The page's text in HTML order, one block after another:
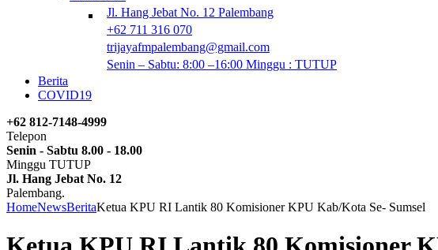
Jl. Hang Jebat No. 12 Palembang
+62 711 316 070
trijayafmpalembang@gmail.com
Senin – Sabtu: 8:00 –16:00 Minggu : TUTUP
Berita
COVID19
+62 812-7148-4999
Telepon
Senin - Sabtu 8.00 - 18.00
Minggu TUTUP
Jl. Hang Jebat No. 12
Palembang.
HomeNewsBeritaKetua KPU RI Lantik 80 Komisioner KPU Kab/Kota Se- Sumsel